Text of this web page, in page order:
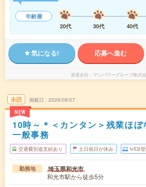
年齢層
20代
30代 40代
気になる! 応募へ進む
派遣会社 マンパワーグループ株式
未読
NEW
掲載日 2026/08/07
10時～＊＜カンタン＞残業ほ
一般事務
交通費別途支給あり 土日祝日が休み WEB
勤務地 埼玉県和光市
和光市駅から徒歩5分